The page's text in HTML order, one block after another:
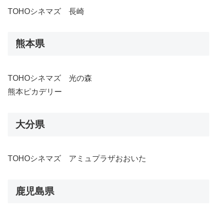
TOHOシネマズ 長崎
熊本県
TOHOシネマズ 光の森
熊本ピカデリー
大分県
TOHOシネマズ アミュプラザおおいた
鹿児島県